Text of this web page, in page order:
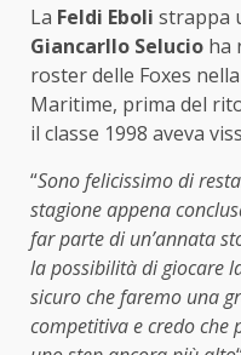
La Feldi Eboli strappa
Giancarllo Selucio ha
roster delle Foxes
Maritime, prima del
il classe 1998 aveva
“Sono felicissimo di
stagione appena
far parte di un’annata
la possibilità di giocare
sicuro che faremo una
competitiva e credo che